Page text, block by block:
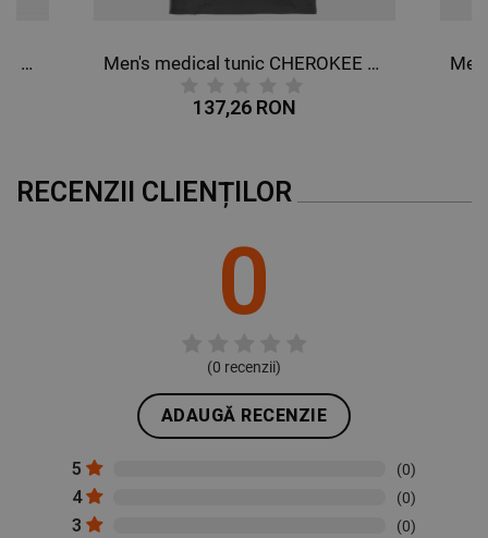
Men's medical tunic CHEROKEE V-NECK DARK BLULE WWE603. Men's medical tunic CHEROKEE V-NECK GREY WWE670.
137,26 RON
RECENZII CLIENȚILOR
0
(0 recenzii)
ADAUGĂ RECENZIE
5 (0)
4 (0)
3 (0)